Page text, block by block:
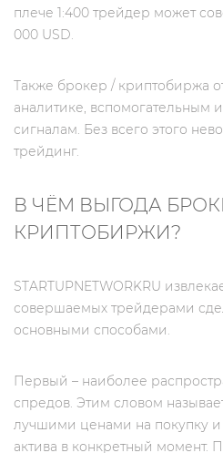
плече 1:400 трейдер может
000 USD.
Также брокер / криптобиржа
аналитике, вспомогательным
сигналам. Без всего этого
трейдинг.
В ЧЁМ ВЫГОДА
КРИПТОБИРЖИ?
STARTUPNETWORKRU
совершаемых трейдерами
основными способами.
Первый – наиболее
спредов. Этим словом
лучшими ценами на покупку
актива в конкретный момент.